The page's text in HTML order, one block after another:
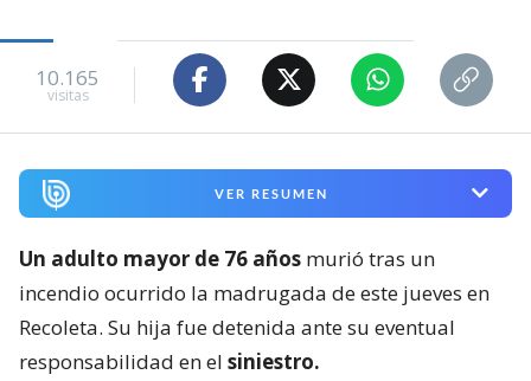
10.165
visitas
VER RESUMEN
Un adulto mayor de 76 años murió tras un
incendio ocurrido la madrugada de este jueves en
Recoleta. Su hija fue detenida ante su eventual
responsabilidad en el siniestro.